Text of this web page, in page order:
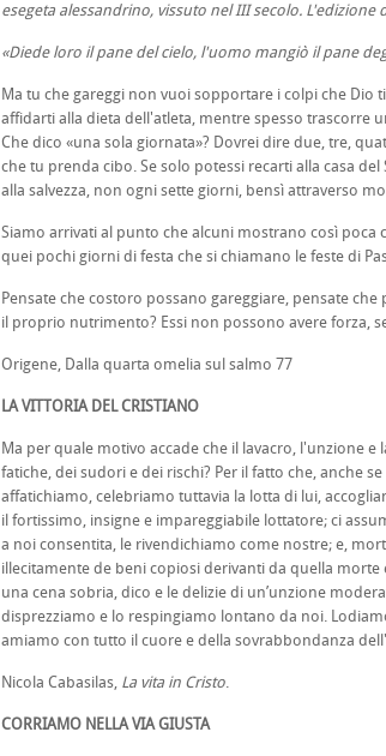
esegeta alessandrino, vissuto nel III secolo.
«Diede loro il pane del cielo, l'uomo mangiò il pane
Ma tu che gareggi non vuoi sopportare i colpi che Dio
affidarti alla dieta dell'atleta, mentre spesso trascorre
Che dico «una sola giornata»? Dovrei dire due, tre,
che tu prenda cibo. Se solo potessi recarti alla casa
alla salvezza, non ogni sette giorni, bensì attraverso
Siamo arrivati al punto che alcuni mostrano così
quei pochi giorni di festa che si chiamano le feste di
Pensate che costoro possano gareggiare, pensate
il proprio nutrimento? Essi non possono avere forza,
Origene, Dalla quarta omelia sul salmo 77
LA VITTORIA DEL CRISTIANO
Ma per quale motivo accade che il lavacro, l'unzione
fatiche, dei sudori e dei rischi? Per il fatto che, anche
affatichiamo, celebriamo tuttavia la lotta di lui,
il fortissimo, insigne e impareggiabile lottatore; ci
a noi consentita, le rivendichiamo come nostre; e,
illecitamente de beni copiosi derivanti da quella
una cena sobria, dico e le delizie di un’unzione
disprezziamo e lo respingiamo lontano da noi.
amiamo con tutto il cuore e della sovrabbondanza
Nicola Cabasilas, La vita in Cristo.
CORRIAMO NELLA VIA GIUSTA